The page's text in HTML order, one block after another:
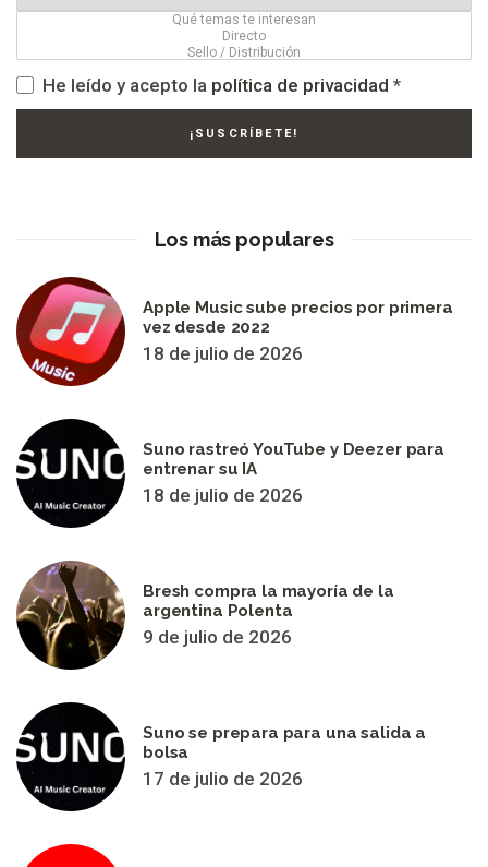
He leído y acepto la política de privacidad *
Los más populares
Apple Music sube precios por primera
vez desde 2022
18 de julio de 2026
Suno rastreó YouTube y Deezer para
entrenar su IA
18 de julio de 2026
Bresh compra la mayoría de la
argentina Polenta
9 de julio de 2026
Suno se prepara para una salida a
bolsa
17 de julio de 2026